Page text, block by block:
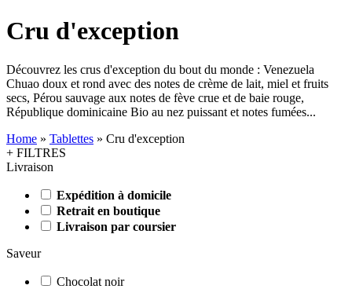
Cru d'exception
Découvrez les crus d'exception du bout du monde : Venezuela
Chuao doux et rond avec des notes de crème de lait, miel et fruits
secs, Pérou sauvage aux notes de fève crue et de baie rouge,
République dominicaine Bio au nez puissant et notes fumées...
Home » Tablettes » Cru d'exception
+ FILTRES
Livraison
Expédition à domicile
Retrait en boutique
Livraison par coursier
Saveur
Chocolat noir